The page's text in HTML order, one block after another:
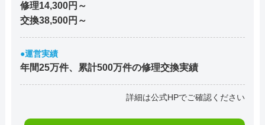
修理14,300円～
交換38,500円～
●運営実績
年間25万件、累計500万件の修理交換実績
詳細は公式HPでご確認ください